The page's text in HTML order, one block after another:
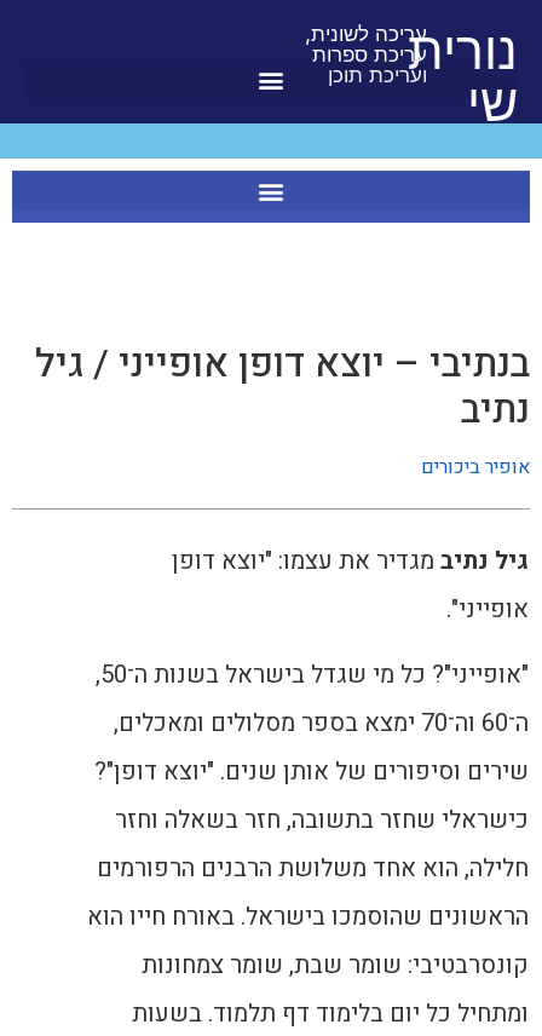
נורית
שי
עריכה לשונית,
עריכת ספרות
ועריכת תוכן
בנתיבי – יוצא דופן אופייני / גיל
נתיב
אופיר ביכורים
גיל נתיב מגדיר את עצמו: "יוצא דופן
אופייני".
"אופייני"? כל מי שגדל בישראל בשנות ה־50,
ה־60 וה־70 ימצא בספר מסלולים ומאכלים,
שירים וסיפורים של אותן שנים. "יוצא דופן"?
כישראלי שחזר בתשובה, חזר בשאלה וחזר
חלילה, הוא אחד משלושת הרבנים הרפורמים
הראשונים שהוסמכו בישראל. באורח חייו הוא
קונסרבטיבי: שומר שבת, שומר צמחונות
ומתחיל כל יום בלימוד דף תלמוד. בשעות